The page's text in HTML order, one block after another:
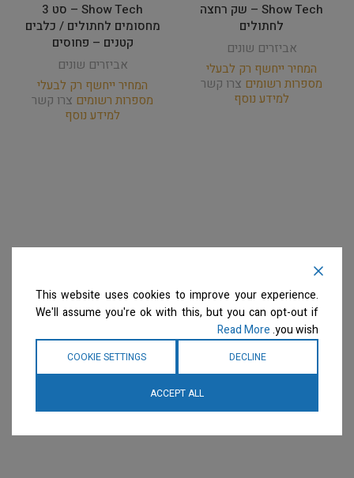
Show Tech – שק רחצה
לחתולים
אביזרים שונים
המחיר ייחשף רק לבעלי
מספרות רשומים צרו קשר
למידע נוסף
Show Tech – סט 3
מחסומים לחתולים / כלבים
קטנים – פחוסים
אביזרים שונים
המחיר ייחשף רק לבעלי
מספרות רשומים צרו קשר
למידע נוסף
This website uses cookies to improve your experience.
We'll assume you're ok with this, but you can opt-out if
you wish.
Read More
DECLINE
COOKIE SETTINGS
ACCEPT ALL